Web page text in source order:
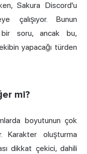
Sakura Discord'u
çalışıyor. Bunun
bir soru, ancak bu,
yapacağı türden
mi?
boyutunun çok
Karakter oluşturma
dikkat çekici, dahili